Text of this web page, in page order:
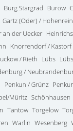
Burg Stargrad Burow
Gartz (Oder) /
an der Uecker
Knorrendorf / Kastorf
/ Rieth Lübs
/
Penkun / Grünz
Müritz Schönhausen
Tantow Torgelow
Warlin Wesenberg